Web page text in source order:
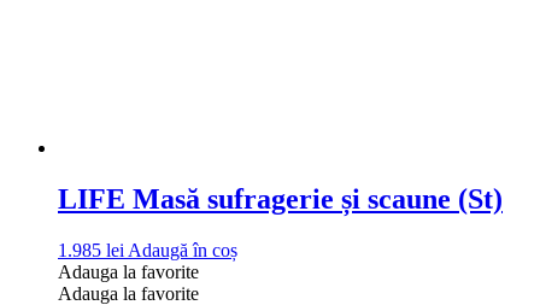
LIFE Masă sufragerie și scaune (St)
1.985 lei Adaugă în coș
Adauga la favorite
Adauga la favorite